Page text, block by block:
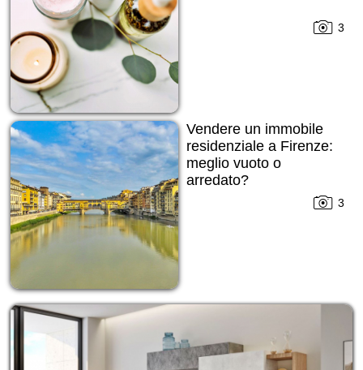
3
Vendere un immobile
residenziale a Firenze:
meglio vuoto o
arredato?
3